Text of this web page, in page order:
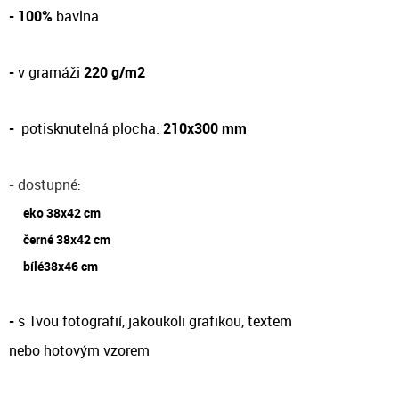
- 100% bavlna
-v gramáži 220 g/m2
- potisknutelná plocha: 210x300 mm
-dostupné:
eko 38x42 cm
černé 38x42 cm
bílé38x46 cm
- s Tvou fotografií, jakoukoli grafikou, textem
nebo hotovým vzorem